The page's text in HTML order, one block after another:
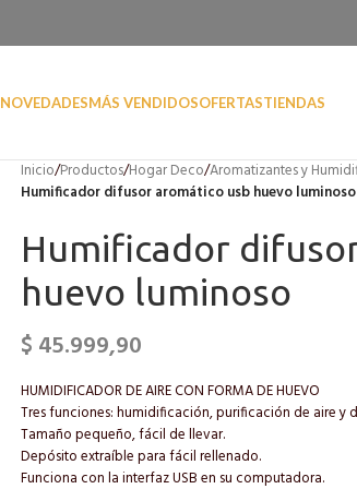
NOVEDADESMÁS VENDIDOSOFERTASTIENDAS
Inicio/Productos/Hogar Deco/Aromatizantes y
Humificador difusor aromático usb huevo luminoso
Humificador
huevo luminoso
$ 45.999,90
HUMIDIFICADOR DE AIRE CON FORMA DE HUEVO
Tres funciones: humidificación, purificación de aire y
Tamaño pequeño, fácil de llevar.
Depósito extraíble para fácil rellenado.
Funciona con la interfaz USB en su computadora.